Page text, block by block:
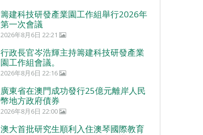
籌建科技研發產業園工作組舉行2026年
第一次會議
2026年8月6日 22:21
行政長官岑浩輝主持籌建科技研發產業
園工作組會議。
2026年8月6日 22:16
廣東省在澳門成功發行25億元離岸人民
幣地方政府債券
2026年8月6日 22:00
澳大首批研究生順利入住澳琴國際教育